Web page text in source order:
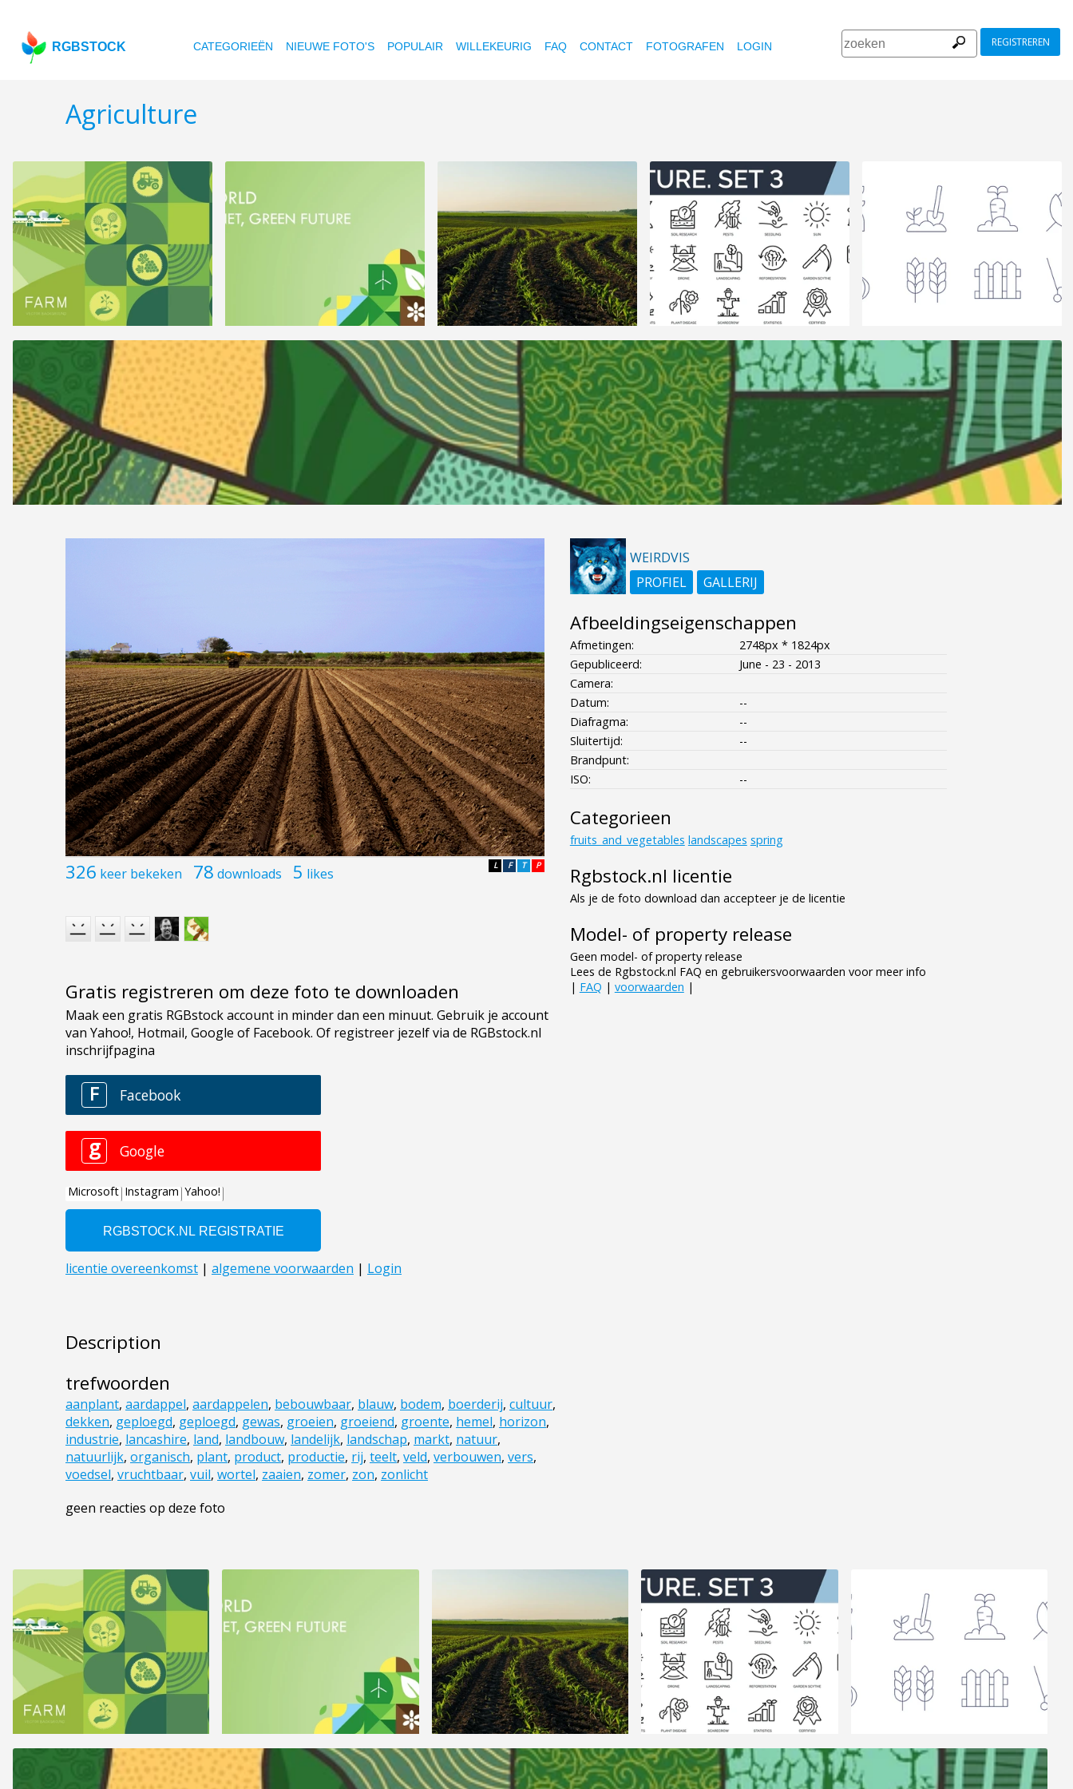
RGBSTOCK CATEGORIEËN NIEUWE FOTO'S POPULAIR WILLEKEURIG FAQ CONTACT FOTOGRAFEN LOGIN REGISTREREN
Agriculture
326 keer bekeken 78 downloads 5 likes P
T
F
L
Gratis registreren om deze foto te downloaden
Description
trefwoorden
aanplant, aardappel, aardappelen, bebouwbaar, blauw, bodem, boerderij, cultuur,
dekken, geploegd, geploegd, gewas, groeien, groeiend, groente, hemel, horizon,
industrie, lancashire, land, landbouw, landelijk, landschap, markt, natuur,
natuurlijk, organisch, plant, product, productie, rij, teelt, veld, verbouwen, vers,
voedsel, vruchtbaar, vuil, wortel, zaaien, zomer, zon, zonlicht
geen reacties op deze foto
WEIRDVIS
PROFIEL
GALLERIJ
Afbeeldingseigenschappen
Afmetingen:
2748px * 1824px
Gepubliceerd:
June - 23 - 2013
Camera:
Datum:
--
Diafragma:
--
Sluitertijd:
--
Brandpunt:
ISO:
--
Categorieen
fruits_and_vegetables landscapes spring
Rgbstock.nl licentie
Als je de foto download dan accepteer je de licentie
Model- of property release
Geen model- of property release
Lees de Rgbstock.nl FAQ en gebruikersvoorwaarden voor meer info
| FAQ | voorwaarden |